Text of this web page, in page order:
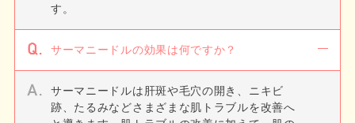
す。
サーマニードルの効果は何ですか？
サーマニードルは肝斑や毛穴の開き、ニキビ
跡、たるみなどさまざまな肌トラブルを改善へ